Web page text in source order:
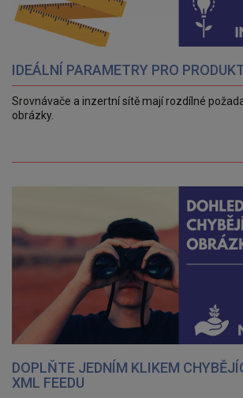
IDEÁLNÍ PARAMETRY PRO
Srovnávače a inzertní sítě mají rozdílné
obrázky.
DOPLŇTE JEDNÍM KLIKEM
XML FEEDU